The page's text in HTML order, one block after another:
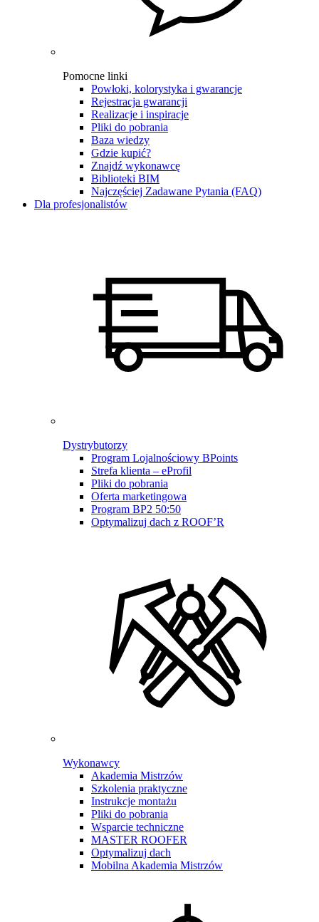
Pomocne linki
Powłoki, kolorystyka i gwarancje
Rejestracja gwarancji
Realizacje i inspiracje
Pliki do pobrania
Baza wiedzy
Gdzie kupić?
Znajdź wykonawcę
Biblioteki BIM
Najczęściej Zadawane Pytania (FAQ)
Dla profesjonalistów
Dystrybutorzy
Program Lojalnościowy BPoints
Strefa klienta – eProfil
Pliki do pobrania
Oferta marketingowa
Program BP2 50:50
Optymalizuj dach z ROOF’R
Wykonawcy
Akademia Mistrzów
Szkolenia praktyczne
Instrukcje montażu
Pliki do pobrania
Wsparcie techniczne
MASTER ROOFER
Optymalizuj dach
Mobilna Akademia Mistrzów